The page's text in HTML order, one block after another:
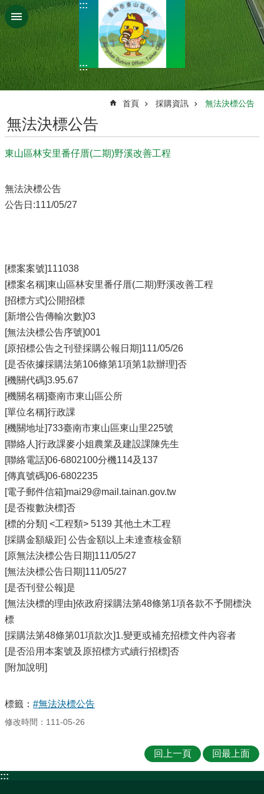
跳到主要內容區塊
:::
:::
首頁 採購資訊 無法決標公告
無法決標公告
東山區林安里番仔厝(二期)野溪改善工程
無法決標公告
公告日:111/05/27
[標案案號]111038
[標案名稱]東山區林安里番仔厝(二期)野溪改善工程
[招標方式]公開招標
[新增公告傳輸次數]03
[無法決標公告序號]001
[原招標公告之刊登採購公報日期]111/05/26
[是否依據採購法第106條第1項第1款辦理]否
[機關代碼]3.95.67
[機關名稱]臺南市東山區公所
[單位名稱]行政課
[機關地址]733臺南市東山區東山里225號
[聯絡人]行政課麥小姐農業及建設課陳先生
[聯絡電話]06-6802100分機114及137
[傳真號碼]06-6802235
[電子郵件信箱]mai29@mail.tainan.gov.tw
[是否複數決標]否
[標的分類] <工程類> 5139 其他土木工程
[採購金額級距] 公告金額以上未達查核金額
[原無法決標公告日期]111/05/27
[無法決標公告日期]111/05/27
[是否刊登公報]是
[無法決標的理由]依政府採購法第48條第1項各款不予開標決
標
[採購法第48條第01項款次]1.變更或補充招標文件內容者
[是否沿用本案號及原招標方式續行招標]否
[附加說明]
標籤： #無法決標公告
修改時間：111-05-26
回上一頁 回最上面
:::